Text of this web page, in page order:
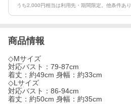
うち2,000円相当は利用先・期間限定。他条件あり
商品情報
◇Mサイズ
対応バスト：79-87cm
着丈：約49cm 身幅：約33cm
◇Lサイズ
対応バスト：86-94cm
着丈：約50cm 身幅：約35cm